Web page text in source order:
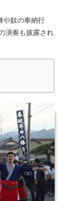
や奴の奉納行
演奏も披露され